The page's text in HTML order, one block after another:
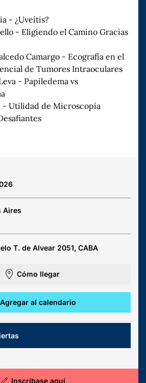
- ¿Uveítis?
- Eligiendo el Camino Gracias
Camargo - Ecografía en el
de Tumores Intraoculares
- Papiledema vs
- Utilidad de Microscopía
Aires
T. de Alvear 2051, CABA
Cómo llegar
Agregar al calendario
Inscríbase aquí